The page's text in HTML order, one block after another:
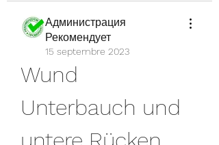
Администрация
Рекомендует
15 septembre 2023
Wund
Unterbauch und